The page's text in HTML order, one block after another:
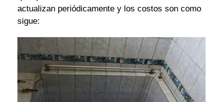
actualizan periódicamente y los costos son como
sigue: